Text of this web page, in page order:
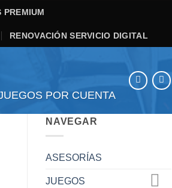
PREMIUM
RENOVACIÓN SERVICIO DIGITAL
POR CUENTA
NAVEGAR
ASESORÍAS
JUEGOS